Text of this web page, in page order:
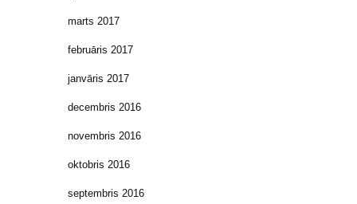
marts 2017
februāris 2017
janvāris 2017
decembris 2016
novembris 2016
oktobris 2016
septembris 2016